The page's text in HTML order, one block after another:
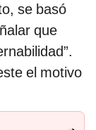
se basó
que
el motivo